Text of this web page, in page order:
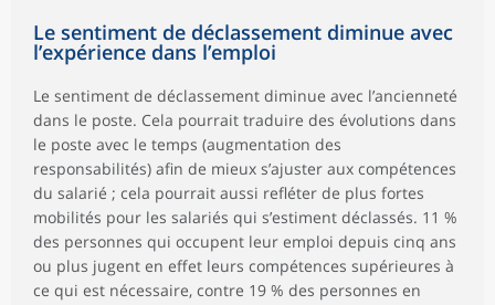
Le sentiment de déclassement diminue avec
l’expérience dans l’emploi
Le sentiment de déclassement diminue avec l’ancienneté
dans le poste. Cela pourrait traduire des évolutions dans
le poste avec le temps (augmentation des
responsabilités) afin de mieux s’ajuster aux compétences
du salarié ; cela pourrait aussi refléter de plus fortes
mobilités pour les salariés qui s’estiment déclassés. 11 %
des personnes qui occupent leur emploi depuis cinq ans
ou plus jugent en effet leurs compétences supérieures à
ce qui est nécessaire, contre 19 % des personnes en